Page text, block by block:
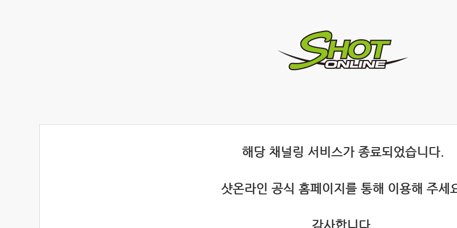
해당 채널링 서비스가 종료되었습니다.
샷온라인 공식 홈페이지를 통해 이용해 주세